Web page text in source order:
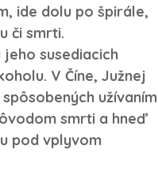
ide dolu po špirále,
či smrti.
jeho susediacich
V Číne, Južnej
užívaním
smrti a hneď
pod vplyvom